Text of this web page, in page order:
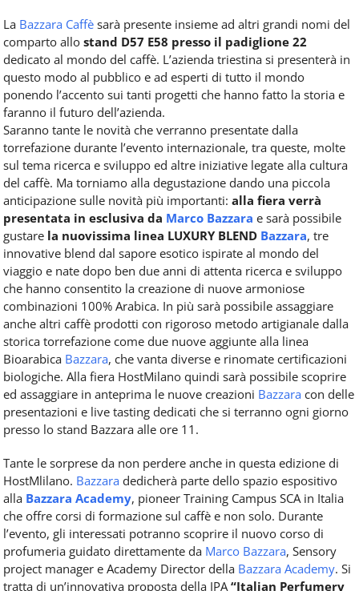
La Bazzara Caffè sarà presente insieme ad altri grandi nomi del
comparto allo stand D57 E58 presso il padiglione 22
dedicato al mondo del caffè. L’azienda triestina si presenterà in
questo modo al pubblico e ad esperti di tutto il mondo
ponendo l’accento sui tanti progetti che hanno fatto la storia e
faranno il futuro dell’azienda.
Saranno tante le novità che verranno presentate dalla
torrefazione durante l’evento internazionale, tra queste, molte
sul tema ricerca e sviluppo ed altre iniziative legate alla cultura
del caffè. Ma torniamo alla degustazione dando una piccola
anticipazione sulle novità più importanti: alla fiera verrà
presentata in esclusiva da Marco Bazzara e sarà possibile
gustare la nuovissima linea LUXURY BLEND Bazzara, tre
innovative blend dal sapore esotico ispirate al mondo del
viaggio e nate dopo ben due anni di attenta ricerca e sviluppo
che hanno consentito la creazione di nuove armoniose
combinazioni 100% Arabica. In più sarà possibile assaggiare
anche altri caffè prodotti con rigoroso metodo artigianale dalla
storica torrefazione come due nuove aggiunte alla linea
Bioarabica Bazzara, che vanta diverse e rinomate certificazioni
biologiche. Alla fiera HostMilano quindi sarà possibile scoprire
ed assaggiare in anteprima le nuove creazioni Bazzara con delle
presentazioni e live tasting dedicati che si terranno ogni giorno
presso lo stand Bazzara alle ore 11.
Tante le sorprese da non perdere anche in questa edizione di
HostMlilano. Bazzara dedicherà parte dello spazio espositivo
alla Bazzara Academy, pioneer Training Campus SCA in Italia
che offre corsi di formazione sul caffè e non solo. Durante
l’evento, gli interessati potranno scoprire il nuovo corso di
profumeria guidato direttamente da Marco Bazzara, Sensory
project manager e Academy Director della Bazzara Academy. Si
tratta di un’innovativa proposta della IPA“Italian Perfumery